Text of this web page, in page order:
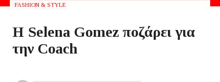
FASHION & STYLE
Η Selena Gomez ποζάρει για
την Coach